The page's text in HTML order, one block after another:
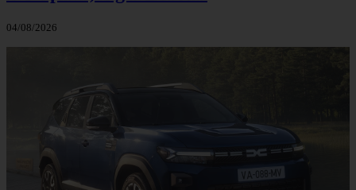
04/08/2026